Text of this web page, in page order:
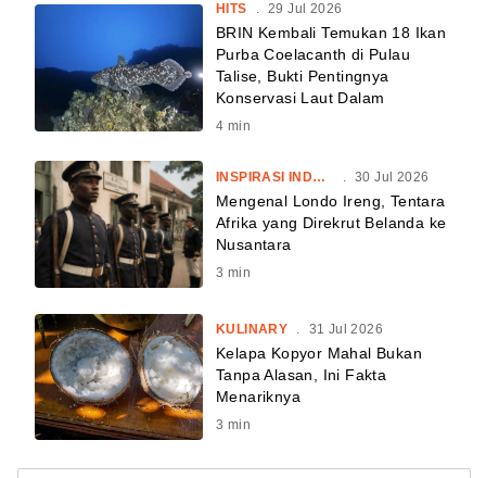
HITS . 29 Jul 2026
BRIN Kembali Temukan 18 Ikan
Purba Coelacanth di Pulau
Talise, Bukti Pentingnya
Konservasi Laut Dalam
4 min
INSPIRASI INDONESIA 30 Jul 2026
Mengenal Londo Ireng, Tentara
Afrika yang Direkrut Belanda ke
Nusantara
3 min
KULINARY 31 Jul 2026
Kelapa Kopyor Mahal Bukan
Tanpa Alasan, Ini Fakta
Menariknya
3 min